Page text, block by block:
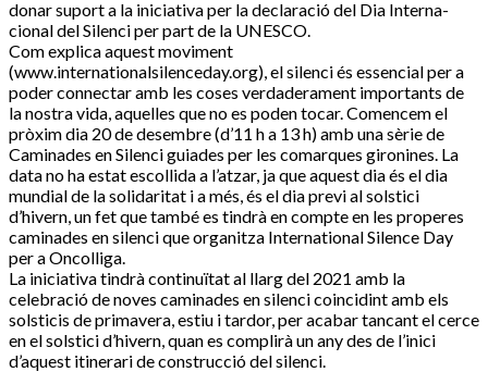
donar suport a la iniciativa per la declaració del Dia Interna-
cional del Silenci per part de la UNESCO.
Com explica aquest moviment
(www.internationalsilenceday.org), el silenci és essencial per a
poder connectar amb les coses verdaderament importants de
la nostra vida, aquelles que no es poden tocar. Comencem el
pròxim dia 20 de desembre (d’11 h a 13 h) amb una sèrie de
Caminades en Silenci guiades per les comarques gironines. La
data no ha estat escollida a l’atzar, ja que aquest dia és el dia
mundial de la solidaritat i a més, és el dia previ al solstici
d’hivern, un fet que també es tindrà en compte en les properes
caminades en silenci que organitza International Silence Day
per a Oncolliga.
La iniciativa tindrà continuïtat al llarg del 2021 amb la
celebració de noves caminades en silenci coincidint amb els
solsticis de primavera, estiu i tardor, per acabar tancant el cerce
en el solstici d’hivern, quan es complirà un any des de l’inici
d’aquest itinerari de construcció del silenci.